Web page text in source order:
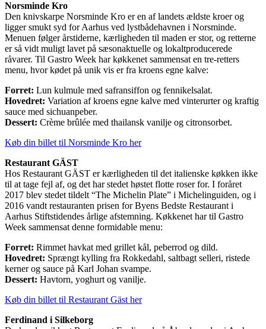
Norsminde Kro
Den knivskarpe Norsminde Kro er en af landets ældste kroer og
ligger smukt syd for Aarhus ved lystbådehavnen i Norsminde.
Menuen følger årstiderne, kærligheden til maden er stor, og retterne
er så vidt muligt lavet på sæsonaktuelle og lokaltproducerede
råvarer. Til Gastro Week har køkkenet sammensat en tre-retters
menu, hvor kødet på unik vis er fra kroens egne kalve:
Forret: Lun kulmule med safransiffon og fennikelsalat.
Hovedret: Variation af kroens egne kalve med vinterurter og kraftig
sauce med sichuanpeber.
Dessert: Crème brûlée med thailansk vanilje og citronsorbet.
Køb din billet til Norsminde Kro her
Restaurant GÄST
Hos Restaurant GÄST er kærligheden til det italienske køkken ikke
til at tage fejl af, og det har stedet høstet flotte roser for. I foråret
2017 blev stedet tildelt “The Michelin Plate” i Michelinguiden, og i
2016 vandt restauranten prisen for Byens Bedste Restaurant i
Aarhus Stiftstidendes årlige afstemning. Køkkenet har til Gastro
Week sammensat denne formidable menu:
Forret: Rimmet havkat med grillet kål, peberrod og dild.
Hovedret: Sprængt kylling fra Rokkedahl, saltbagt selleri, ristede
kerner og sauce på Karl Johan svampe.
Dessert: Havtorn, yoghurt og vanilje.
Køb din billet til Restaurant Gäst her
Ferdinand i Silkeborg